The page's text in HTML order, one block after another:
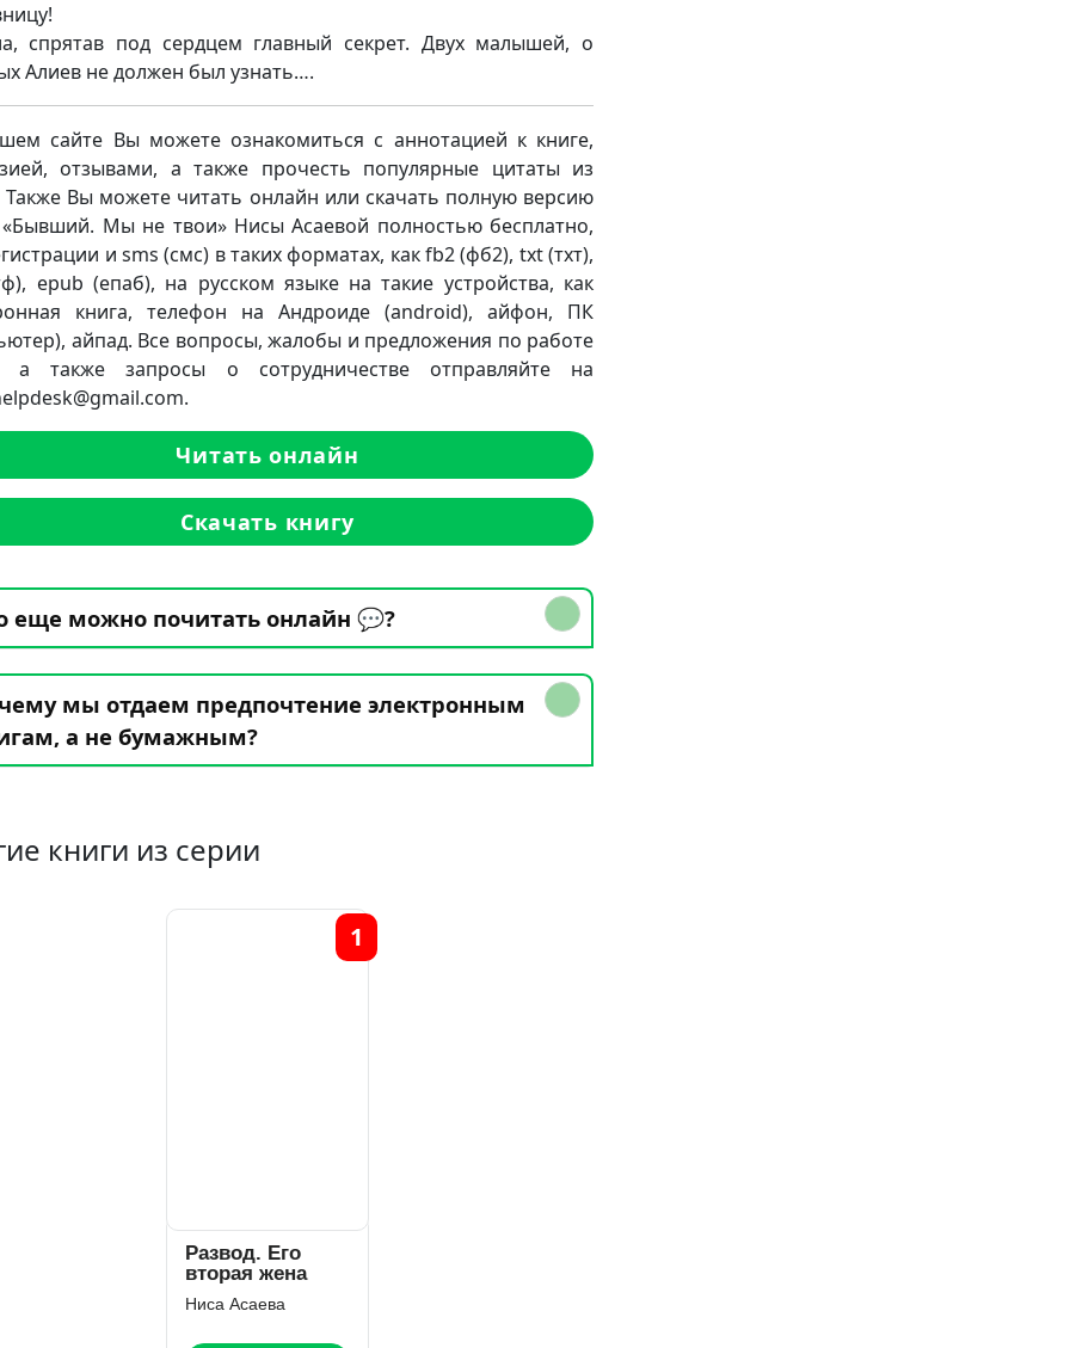
спрятав под сердцем главный секрет. Двух малышей, о
Алиев не должен был узнать….
сайте Вы можете ознакомиться с аннотацией к книге,
отзывами, а также прочесть популярные цитаты из
Также Вы можете читать онлайн или скачать полную версию
«Бывший. Мы не твои» Нисы Асаевой полностью бесплатно,
и sms (смс) в таких форматах, как fb2 (фб2), txt (тхт),
epub (епаб), на русском языке на такие устройства, как
книга, телефон на Андроиде (android), айфон, ПК
айпад. Все вопросы, жалобы и предложения по работе
а также запросы о сотрудничестве отправляйте на
Читать онлайн
Скачать книгу
еще можно почитать онлайн 💬?
мы отдаем предпочтение электронным
а не бумажным?
книги из серии
Развод. Его
вторая жена
Ниса Асаева
1